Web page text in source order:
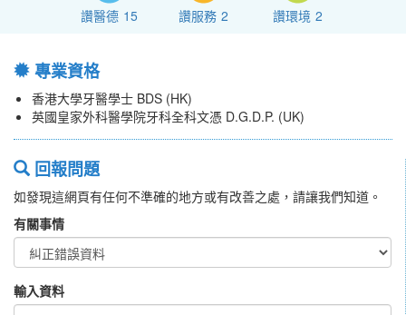
讚醫德 15 讚服務 2 讚環境 2
專業資格
香港大學牙醫學士 BDS (HK)
英國皇家外科醫學院牙科全科文憑 D.G.D.P. (UK)
回報問題
如發現這網頁有任何不準確的地方或有改善之處，請讓我們知道。
有關事情
輸入資料